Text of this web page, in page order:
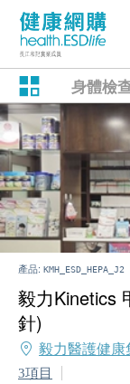
身體檢
產品: KMH_ESD_HEPA_J2
毅力Kinetics
針)
毅力醫護健康
3項目